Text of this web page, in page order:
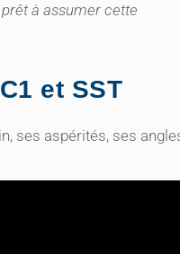
à assumer cette
et SST
ses aspérités, ses